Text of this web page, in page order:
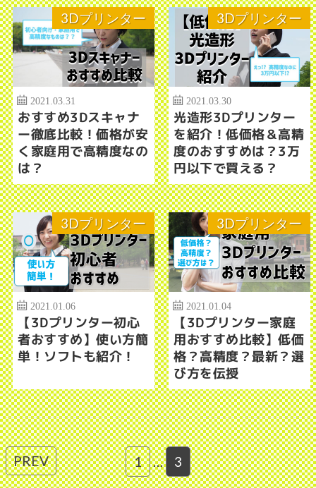
3Dプリンター
2021.03.31
おすすめ3Dスキャナ
ー徹底比較！価格が安
く家庭用で高精度なの
は？
3Dプリンター
2021.03.30
光造形3Dプリンター
を紹介！低価格＆高精
度のおすすめは？3万
円以下で買える？
3Dプリンター
2021.01.06
【3Dプリンター初心
者おすすめ】使い方簡
単！ソフトも紹介！
3Dプリンター
2021.01.04
【3Dプリンター家庭
用おすすめ比較】低価
格？高精度？最新？選
び方を伝授
PREV 1 … 3